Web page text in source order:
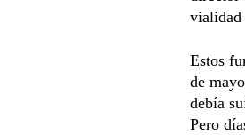
vialidad
Estos
de
debía
Pero